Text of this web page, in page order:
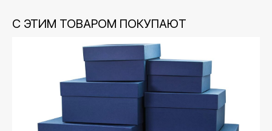
С ЭТИМ ТОВАРОМ ПОКУПАЮТ